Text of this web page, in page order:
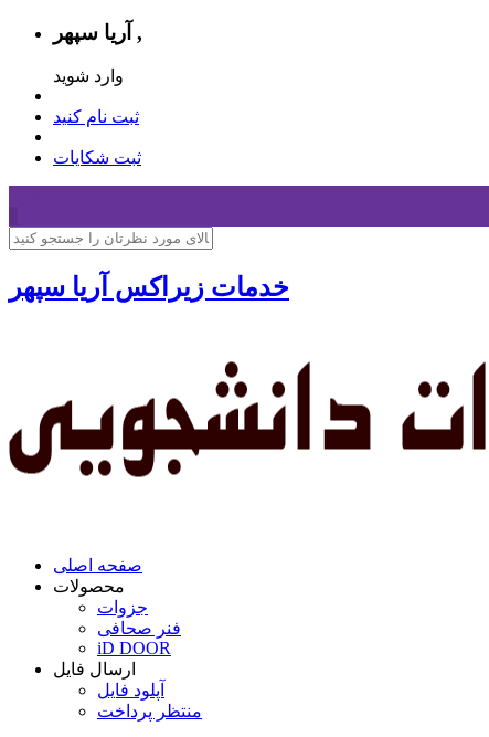
آریا سپهر ,
وارد شوید
ثبت نام کنید
ثبت شکایات
خدمات زیراکس آریا سپهر
صفحه اصلی
محصولات
جزوات
فنر صحافی
iD DOOR
ارسال فایل
آپلود فایل
منتظر پرداخت